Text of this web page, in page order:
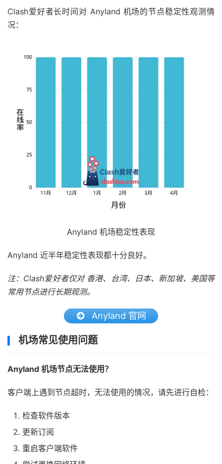
Clash爱好者长时间对 Anyland 机场的节点稳定性观测情
况：
Anyland 机场稳定性表现
Anyland 近半年稳定性表现都十分良好。
注：Clash爱好者仅对 香港、台湾、日本、新加坡、美国等
常用节点进行长期观测。
Anyland 官网
机场常见使用问题
Anyland 机场节点无法使用？
客户端上遇到节点超时，无法使用的情况，请先进行自检：
检查软件版本
更新订阅
重启客户端软件